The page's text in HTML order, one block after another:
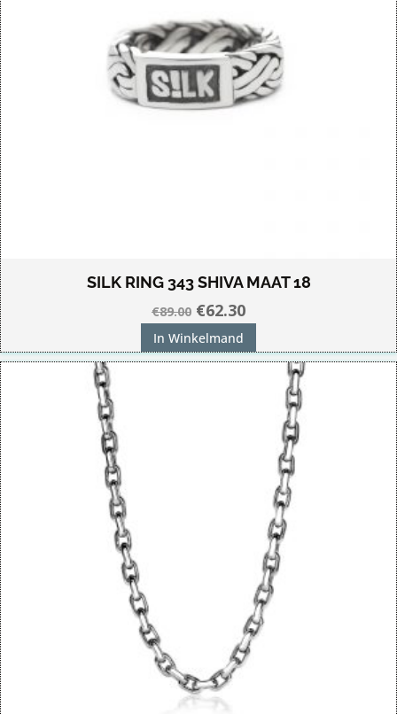
SILK RING 343 SHIVA MAAT 18
€89.00 Oorspronkelijke
prijs
was:
€62.30Huidige
is:
€62.30.
In Winkelmand